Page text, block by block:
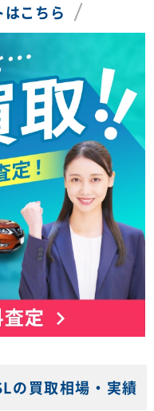
こちら
の買取相場・実績